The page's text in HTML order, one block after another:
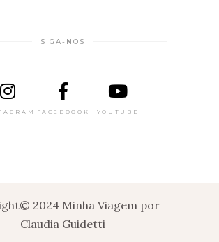
SIGA-NOS
FACEBOOOK YOUTUBE
2024 Minha Viagem por
Claudia Guidetti